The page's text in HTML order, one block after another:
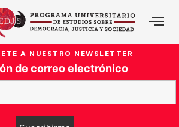
A NUESTRO NEWSLETTER
de correo electrónico